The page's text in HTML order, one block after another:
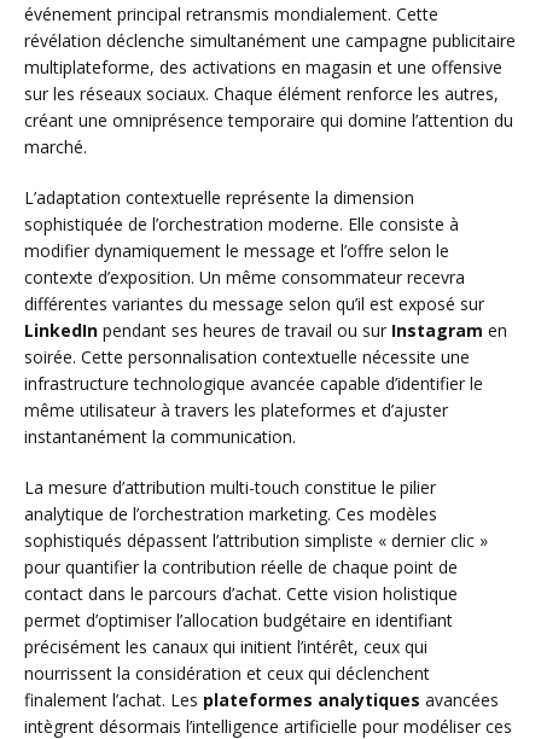
événement principal retransmis mondialement. Cette
révélation déclenche simultanément une campagne publicitaire
multiplateforme, des activations en magasin et une offensive
sur les réseaux sociaux. Chaque élément renforce les autres,
créant une omniprésence temporaire qui domine l’attention du
marché.
L’adaptation contextuelle représente la dimension
sophistiquée de l’orchestration moderne. Elle consiste à
modifier dynamiquement le message et l’offre selon le
contexte d’exposition. Un même consommateur recevra
différentes variantes du message selon qu’il est exposé sur
LinkedIn pendant ses heures de travail ou sur Instagram en
soirée. Cette personnalisation contextuelle nécessite une
infrastructure technologique avancée capable d’identifier le
même utilisateur à travers les plateformes et d’ajuster
instantanément la communication.
La mesure d’attribution multi-touch constitue le pilier
analytique de l’orchestration marketing. Ces modèles
sophistiqués dépassent l’attribution simpliste « dernier clic »
pour quantifier la contribution réelle de chaque point de
contact dans le parcours d’achat. Cette vision holistique
permet d’optimiser l’allocation budgétaire en identifiant
précisément les canaux qui initient l’intérêt, ceux qui
nourrissent la considération et ceux qui déclenchent
finalement l’achat. Les plateformes analytiques avancées
intègrent désormais l’intelligence artificielle pour modéliser ces